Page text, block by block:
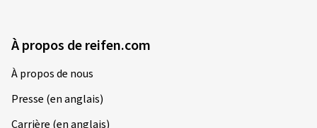
À propos de reifen.com
À propos de nous
Presse (en anglais)
Carrière (en anglais)